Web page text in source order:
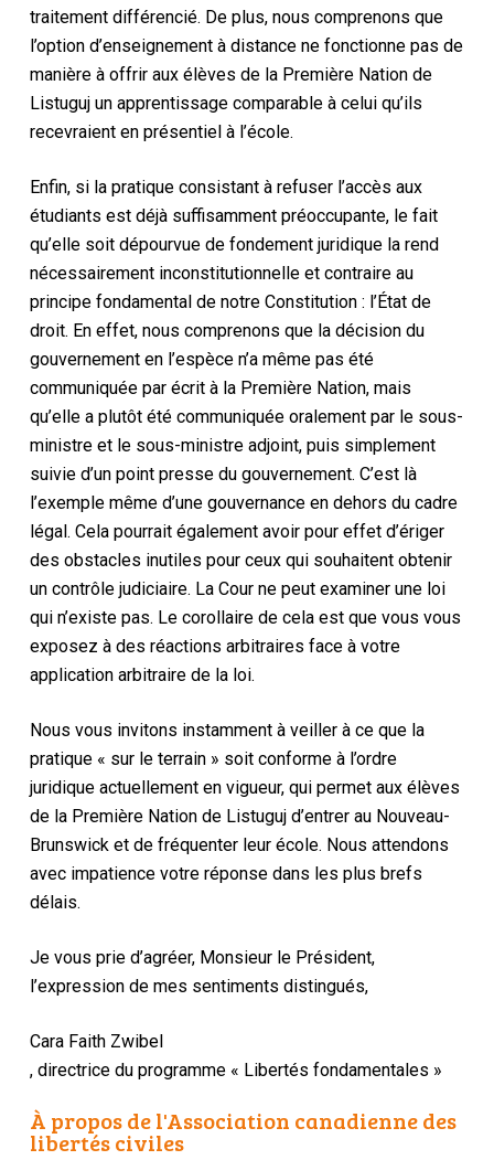
traitement différencié. De plus, nous comprenons que
l’option d’enseignement à distance ne fonctionne pas de
manière à offrir aux élèves de la Première Nation de
Listuguj un apprentissage comparable à celui qu’ils
recevraient en présentiel à l’école.
Enfin, si la pratique consistant à refuser l’accès aux
étudiants est déjà suffisamment préoccupante, le fait
qu’elle soit dépourvue de fondement juridique la rend
nécessairement inconstitutionnelle et contraire au
principe fondamental de notre Constitution : l’État de
droit. En effet, nous comprenons que la décision du
gouvernement en l’espèce n’a même pas été
communiquée par écrit à la Première Nation, mais
qu’elle a plutôt été communiquée oralement par le sous-
ministre et le sous-ministre adjoint, puis simplement
suivie d’un point presse du gouvernement. C’est là
l’exemple même d’une gouvernance en dehors du cadre
légal. Cela pourrait également avoir pour effet d’ériger
des obstacles inutiles pour ceux qui souhaitent obtenir
un contrôle judiciaire. La Cour ne peut examiner une loi
qui n’existe pas. Le corollaire de cela est que vous vous
exposez à des réactions arbitraires face à votre
application arbitraire de la loi.
Nous vous invitons instamment à veiller à ce que la
pratique « sur le terrain » soit conforme à l’ordre
juridique actuellement en vigueur, qui permet aux élèves
de la Première Nation de Listuguj d’entrer au Nouveau-
Brunswick et de fréquenter leur école. Nous attendons
avec impatience votre réponse dans les plus brefs
délais.
Je vous prie d’agréer, Monsieur le Président,
l’expression de mes sentiments distingués,
Cara Faith Zwibel
, directrice du programme « Libertés fondamentales »
À propos de l'Association canadienne des
libertés civiles